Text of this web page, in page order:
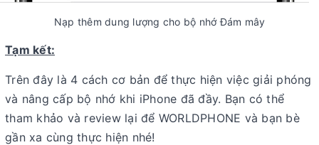
Nạp thêm dung lượng cho bộ nhớ Đám mây
Tạm kết:
Trên đây là 4 cách cơ bản để thực hiện việc giải phóng
và nâng cấp bộ nhớ khi iPhone đã đầy. Bạn có thể
tham khảo và review lại để WORLDPHONE và bạn bè
gần xa cùng thực hiện nhé!